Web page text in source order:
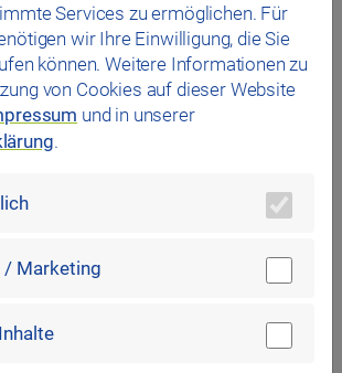
Services zu ermöglichen. Für
wir Ihre Einwilligung, die Sie
können. Weitere Informationen zu
von Cookies auf dieser Website
und in unserer
.
Marketing